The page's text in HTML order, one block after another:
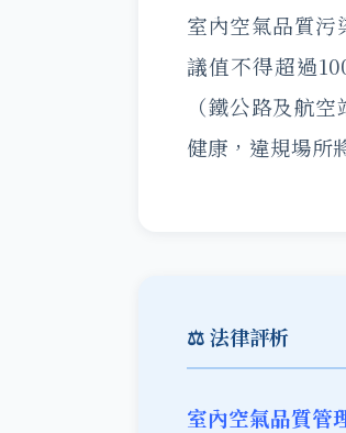
室內空氣品質
議值不得超過
（鐵公路及航
健康，違規場所
⚖️ 法律評析
室內空氣品質管